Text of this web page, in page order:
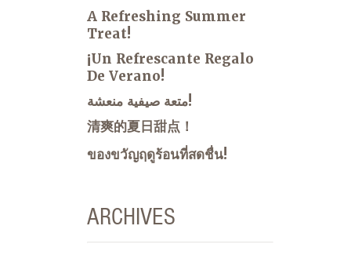
A Refreshing Summer
Treat!
¡Un Refrescante Regalo
De Verano!
متعة صيفية منعشة!
清爽的夏日甜点！
ของขวัญฤดูร้อนที่สดชื่น!
ARCHIVES